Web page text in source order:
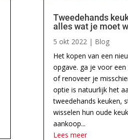
Tweedehands
alles wat je moet
5 okt 2022 | Blog
Het kopen van een
opgave. ga je voor
of renoveer je
optie is natuurlijk het
tweedehands keuken,
wisselen hun oude
aankoop...
Lees meer